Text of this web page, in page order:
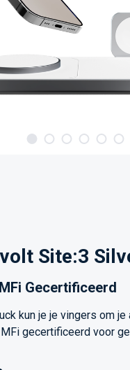
Site:3
Gecertificeerd
kun je je vingers om
gecertificeerd voor